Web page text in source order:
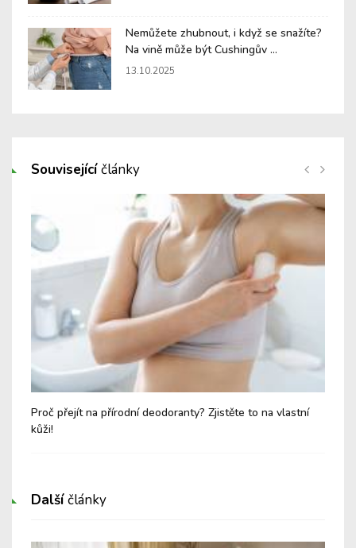
Nemůžete zhubnout, i když se snažíte?
Na vině může být Cushingův ...
13.10.2025
Souvisejícíčlánky
Proč přejít na přírodní deodoranty? Zjistěte to na vlastní
kůži!
Dalšíčlánky